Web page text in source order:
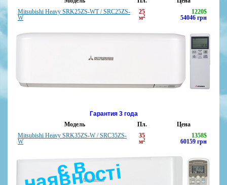
Mitsubishi Heavy SRK25ZS-WT / SRC25ZS-
W
25
м2
1220$
54046 грн
Гарантия 3 года
Модель
Пл.
Цена
Mitsubishi Heavy SRK35ZS-W / SRC35ZS-
W
35
м2
1358$
60159 грн
є
в
н
а
я
в
н
о
с
ті